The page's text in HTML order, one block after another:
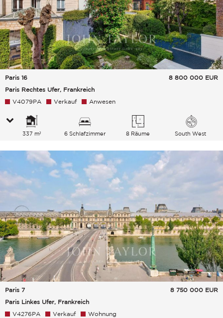
Paris 16
Paris Rechtes Ufer, Frankreich
8 800 000 EUR
V4079PA Verkauf Anwesen
337 m² 6 Schlafzimmer 8 Räume South West
Paris 7
Paris Linkes Ufer, Frankreich
8 750 000 EUR
V4276PA Verkauf Wohnung